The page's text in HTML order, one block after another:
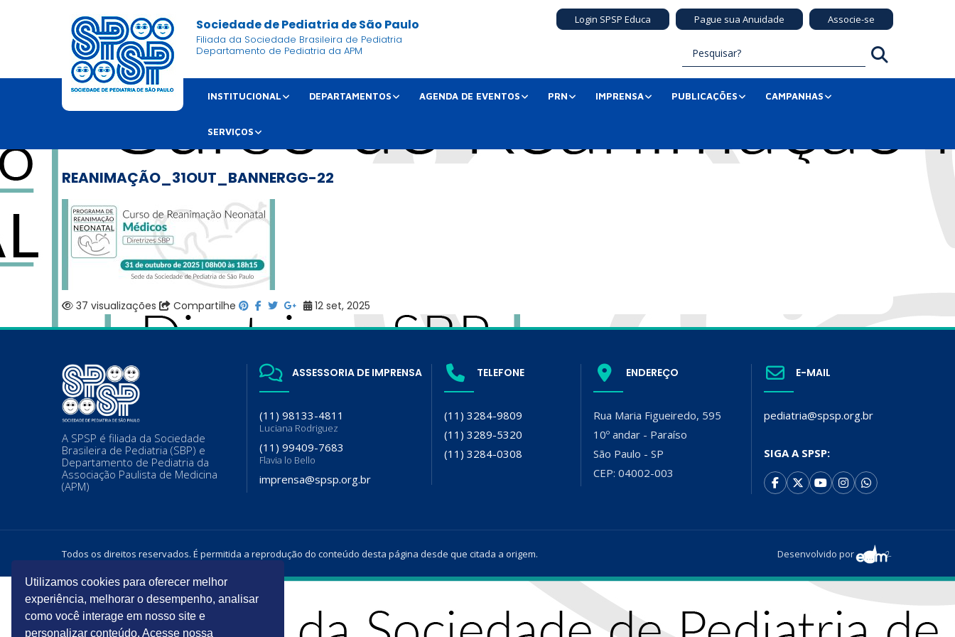
Sociedade de Pediatria de São Paulo
Filiada da Sociedade Brasileira de Pediatria
Departamento de Pediatria da APM
Login SPSP Educa Pague sua Anuidade Associe-se
INSTITUCIONAL DEPARTAMENTOS AGENDA DE EVENTOS PRN IMPRENSA PUBLICAÇÕES CAMPANHAS
SERVIÇOS
REANIMAÇÃO_31OUT_BANNERGG-22
37 visualizações Compartilhe 12 set, 2025
A SPSP é filiada da Sociedade
Brasileira de Pediatria (SBP) e
Departamento de Pediatria da
Associação Paulista de Medicina
(APM)
ASSESSORIA DE IMPRENSA
(11) 98133-4811
Luciana Rodriguez
(11) 99409-7683
Flavia lo Bello
imprensa@spsp.org.br
TELEFONE
(11) 3284-9809
(11) 3289-5320
(11) 3284-0308
ENDEREÇO
Rua Maria Figueiredo, 595
10º andar - Paraíso
São Paulo - SP
CEP: 04002-003
E-MAIL
pediatria@spsp.org.br
SIGA A SPSP:
Todos os direitos reservados. É permitida a reprodução do conteúdo desta página desde que citada a origem. Desenvolvido por
Utilizamos cookies para oferecer melhor
experiência, melhorar o desempenho, analisar
como você interage em nosso site e
personalizar conteúdo. Acesse nossa